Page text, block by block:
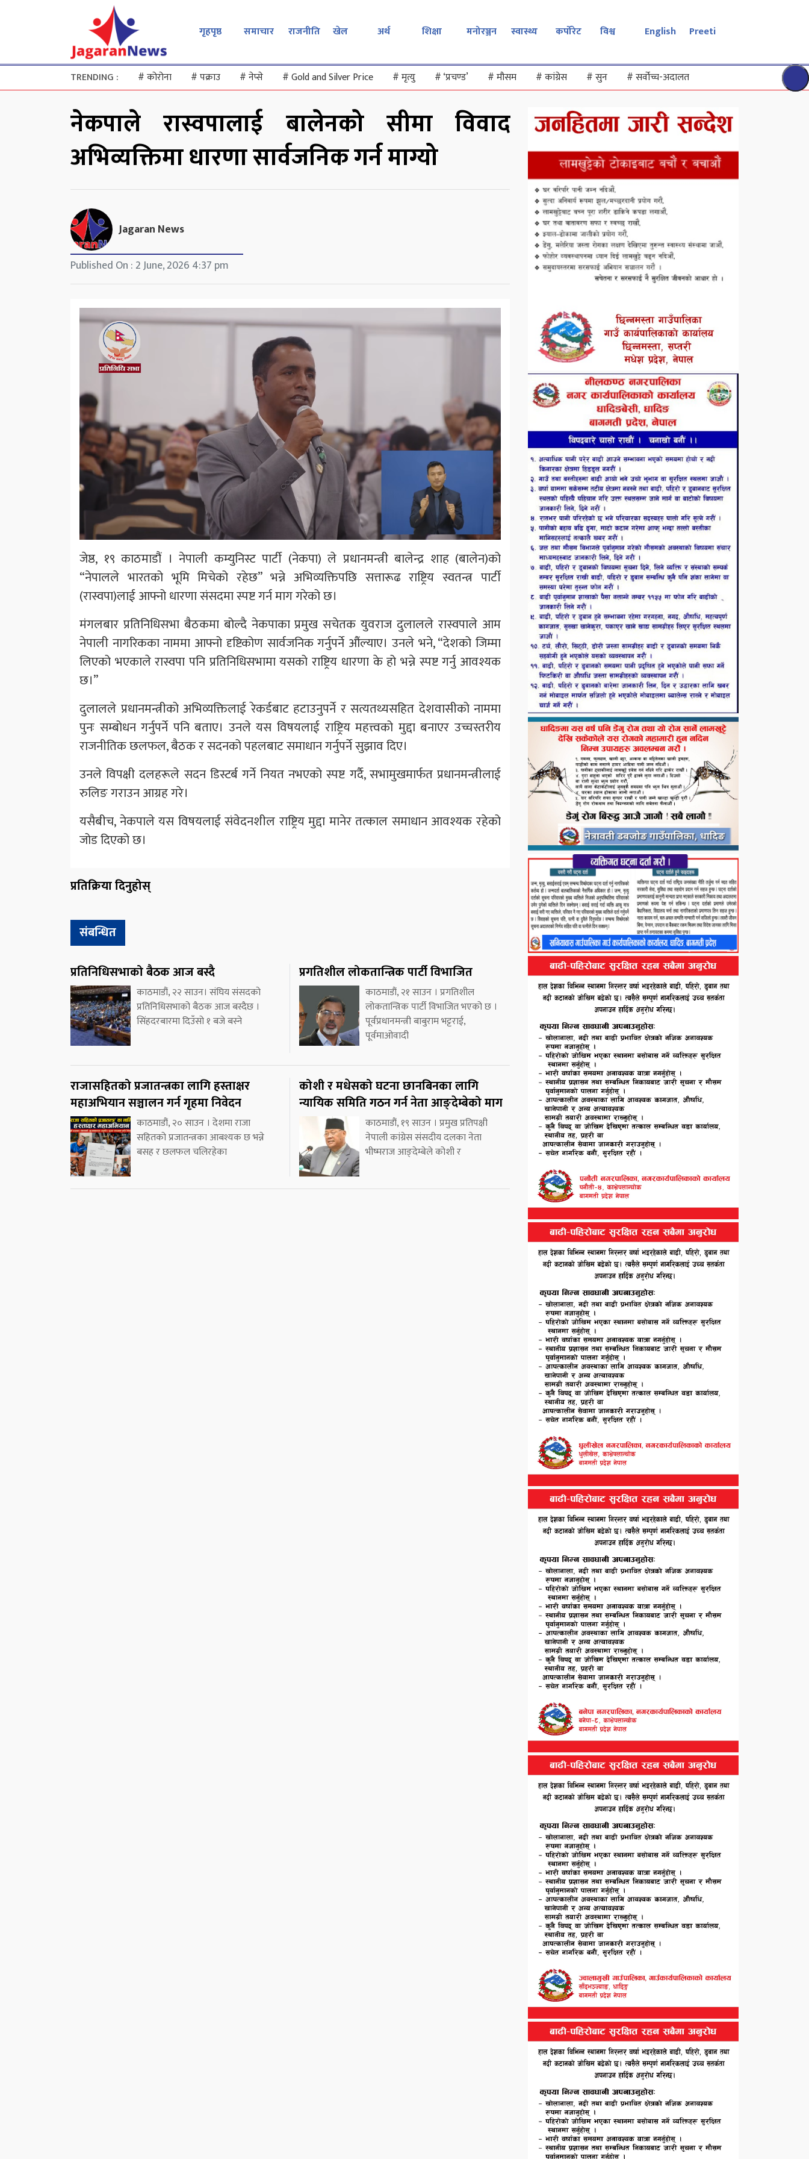
गृहपृष्ठ समाचार राजनीति खेल अर्थ शिक्षा मनोरञ्जन स्वास्थ्य कर्पोरेट विश्व English Preeti
TRENDING : #कोरोना #पक्राउ #नेप्से #Gold and Silver Price #मृत्यु #‘प्रचण्ड’ #मौसम #कांग्रेस #सुन #सर्वोच्च-अदालत
नेकपाले रास्वपालाई बालेनको सीमा विवाद
अभिव्यक्तिमा धारणा सार्वजनिक गर्न माग्यो
Jagaran News
Published On : 2 June, 2026 4:37 pm
जेष्ठ, १९ काठमाडौं । नेपाली कम्युनिस्ट पार्टी (नेकपा) ले प्रधानमन्त्री बालेन्द्र शाह (बालेन)को
“नेपालले भारतको भूमि मिचेको रहेछ” भन्ने अभिव्यक्तिपछि सत्तारूढ राष्ट्रिय स्वतन्त्र पार्टी
(रास्वपा)लाई आफ्नो धारणा संसदमा स्पष्ट गर्न माग गरेको छ।
मंगलबार प्रतिनिधिसभा बैठकमा बोल्दै नेकपाका प्रमुख सचेतक युवराज दुलालले रास्वपाले आम
नेपाली नागरिकका नाममा आफ्नो दृष्टिकोण सार्वजनिक गर्नुपर्ने औंल्याए। उनले भने, “देशको जिम्मा
लिएको भएकाले रास्वपा पनि प्रतिनिधिसभामा यसको राष्ट्रिय धारणा के हो भन्ने स्पष्ट गर्नु आवश्यक
छ।”
दुलालले प्रधानमन्त्रीको अभिव्यक्तिलाई रेकर्डबाट हटाउनुपर्ने र सत्यतथ्यसहित देशवासीको नाममा
पुनः सम्बोधन गर्नुपर्ने पनि बताए। उनले यस विषयलाई राष्ट्रिय महत्त्वको मुद्दा बनाएर उच्चस्तरीय
राजनीतिक छलफल, बैठक र सदनको पहलबाट समाधान गर्नुपर्ने सुझाव दिए।
उनले विपक्षी दलहरूले सदन डिस्टर्ब गर्ने नियत नभएको स्पष्ट गर्दै, सभामुखमार्फत प्रधानमन्त्रीलाई
रुलिङ गराउन आग्रह गरे।
यसैबीच, नेकपाले यस विषयलाई संवेदनशील राष्ट्रिय मुद्दा मानेर तत्काल समाधान आवश्यक रहेको
जोड दिएको छ।
प्रतिक्रिया दिनुहोस्
संबन्धित
प्रतिनिधिसभाको बैठक आज बस्दै
काठमाडौं, २२ साउन। संघिय संसदको
प्रतिनिधिसभाको बैठक आज बस्दैछ ।
सिंहदरबारमा दिउँसो १ बजे बस्ने
प्रगतिशील लोकतान्त्रिक पार्टी विभाजित
काठमाडौं, २१ साउन । प्रगतिशील
लोकतान्त्रिक पार्टी विभाजित भएको छ ।
पूर्वप्रधानमन्त्री बाबुराम भट्टराई,
पूर्वमाओवादी
राजासहितको प्रजातन्त्रका लागि हस्ताक्षर
महाअभियान सञ्चालन गर्न गृहमा निवेदन
काठमाडौं, २० साउन । देशमा राजा
सहितको प्रजातन्त्रका आबश्यक छ भन्ने
बसह र छलफल चलिरहेका
कोशी र मधेसको घटना छानबिनका लागि
न्यायिक समिति गठन गर्न नेता आङ्देम्बेको माग
काठमाडौं, १९ साउन । प्रमुख प्रतिपक्षी
नेपाली कांग्रेस संसदीय दलका नेता
भीष्मराज आङ्देम्बेले कोशी र